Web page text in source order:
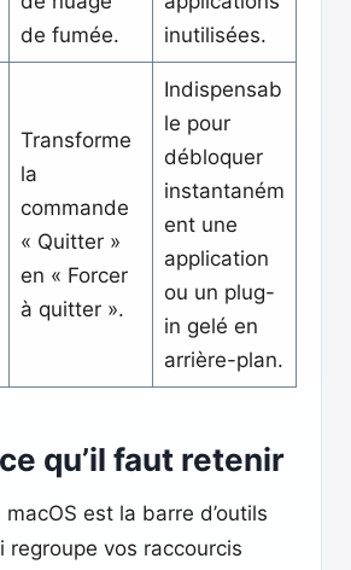
de fumée.
inutilisées.
Transforme
la
commande
« Quitter »
en « Forcer
à quitter ».
Indispensab
le pour
débloquer
instantaném
ent une
application
ou un plug-
in gelé en
arrière-plan.
qu’il faut retenir
est la barre d’outils
regroupe vos raccourcis